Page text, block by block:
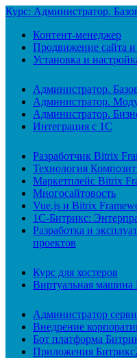
Курс: Администратор.
Контент-менеджер
Продвижение сайта
Установка и
Администратор.
Администратор.
Администратор.
Интеграция с 1С
Разработчик Bitrix
Технология
Маркетплейс Bitrix
Многосайтовость
Vue.js и Bitrix
1С-Битрикс:
Разработка и
проектов
Курс для хостеров
Виртуальная
Администратор
Внедрение
Бот платформа
Приложения